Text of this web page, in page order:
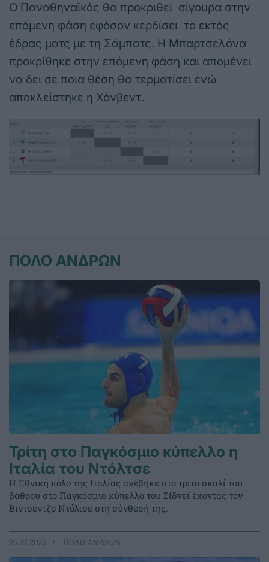
Ο Παναθηναϊκός θα προκριθεί σίγουρα στην
επόμενη φάση εφόσον κερδίσει το εκτός
έδρας ματς με τη Σάμπατς. Η Μπαρτσελόνα
προκρίθηκε στην επόμενη φάση και απομένει
να δει σε ποια θέση θα τερματίσει ενώ
αποκλείστηκε η Χόνβεντ.
ΠΟΛΟ ΑΝΔΡΩΝ
Τρίτη στο Παγκόσμιο κύπελλο η
Ιταλία του Ντόλτσε
Η Εθνική πόλο της Ιταλίας ανέβηκε στο τρίτο σκαλί του
βάθρου στο Παγκόσμιο κύπελλο του Σίδνεϊ έχοντας τον
Βιντσέντζο Ντόλτσε στη σύνθεσή της.
26.07.2026 ΠΟΛΟ ΑΝΔΡΩΝ